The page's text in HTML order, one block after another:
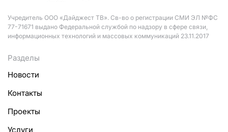
Учредитель ООО «Дайджест ТВ». Св-во о регистрации СМИ ЭЛ №ФС
77-71671 выдано Федеральной службой по надзору в сфере связи,
информационных технологий и массовых коммуникаций 23.11.2017
Разделы
Новости
Контакты
Проекты
Услуги